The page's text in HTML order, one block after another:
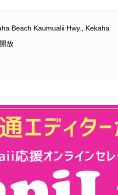
Beach Kaumualii Hwy., Kekaha
放